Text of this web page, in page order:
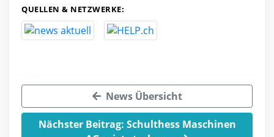
QUELLEN & NETZWERKE:
News Übersicht
Nächster Beitrag: Schulthess Maschinen